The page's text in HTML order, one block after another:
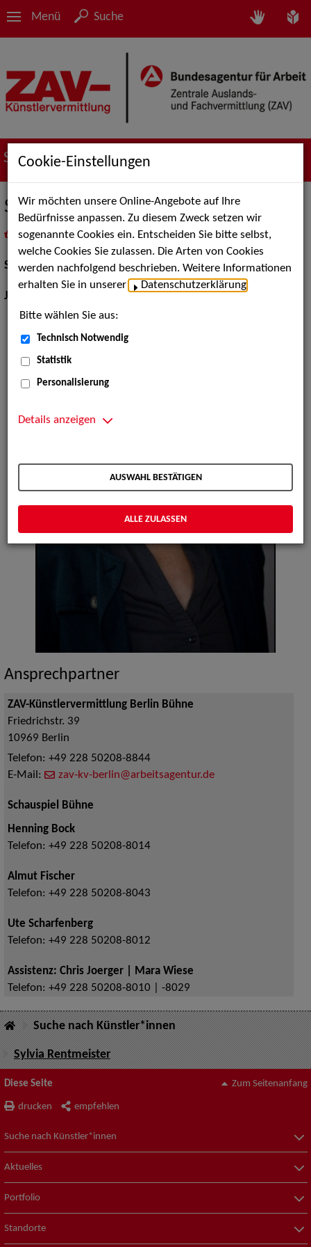
Menü Suche
Suche nach Künstler*innen
Sylvia Rentmeister
als PDF speichern
inMeine Merklistelegen
Schauspiel:Bühne
Jahrgang:
Ansprechpartner
ZAV-Künstlervermittlung Berlin Bühne
Friedrichstr. 39
10969 Berlin
Telefon: +49 228 50208-8844
E-Mail:
zav-kv-berlin@arbeitsagentur.de
Schauspiel Bühne
Henning Bock
Telefon: +49 228 50208-8014
Almut Fischer
Telefon: +49 228 50208-8043
Ute Scharfenberg
Telefon: +49 228 50208-8012
Assistenz: Chris Joerger | Mara Wiese
Telefon: +49 228 50208-8010 | -8029
Suche nach Künstler*innen
Sylvia Rentmeister
Diese Seite
drucken empfehlen
Zum Seitenanfang
Suche nach Künstler*innen
Aktuelles
Portfolio
Standorte
Cookie-Einstellungen
Wir möchten unsere Online-Angebote auf Ihre
Bedürfnisse anpassen. Zu diesem Zweck setzen wir
sogenannte Cookies ein. Entscheiden Sie bitte selbst,
welche Cookies Sie zulassen. Die Arten von Cookies
werden nachfolgend beschrieben. Weitere Informationen
erhalten Sie in unserer
Datenschutzerklärung
Bitte wählen Sie aus:
Technisch Notwendig
Statistik
Personalisierung
Details anzeigen
AUSWAHL BESTÄTIGEN
ALLE ZULASSEN